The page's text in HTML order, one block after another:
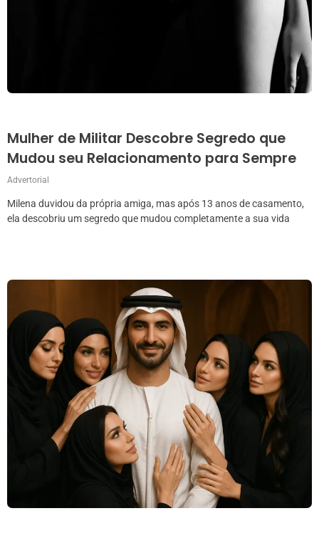
Mulher de Militar Descobre Segredo que
Mudou seu Relacionamento para Sempre
Advertorial
Milena duvidou da própria amiga, mas após 13 anos de casamento,
ela descobriu um segredo que mudou completamente a sua vida